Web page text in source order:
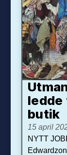
ledde
butik
15 april
NYTT